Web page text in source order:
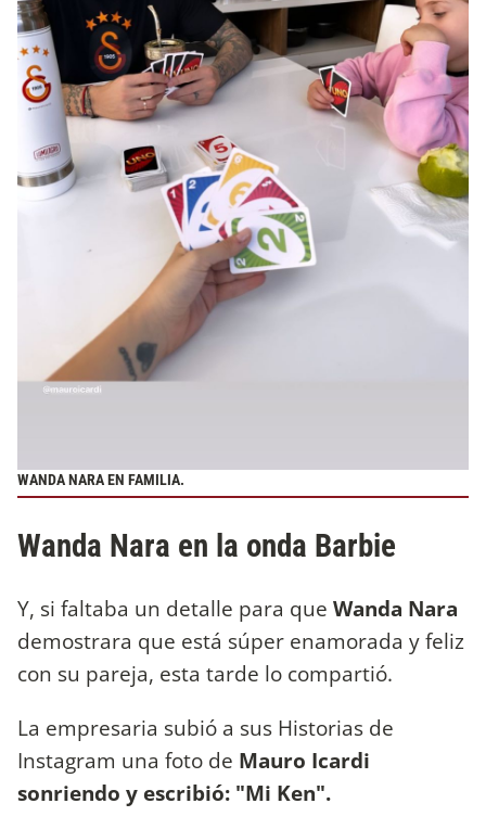
WANDA NARA EN FAMILIA.
Wanda Nara en la onda Barbie
Y, si faltaba un detalle para que Wanda Nara
demostrara que está súper enamorada y feliz
con su pareja, esta tarde lo compartió.
La empresaria subió a sus Historias de
Instagram una foto de Mauro Icardi
sonriendo y escribió: "Mi Ken".